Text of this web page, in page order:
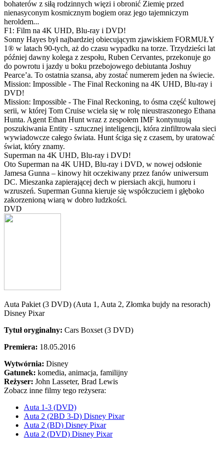
bohaterów z siłą rodzinnych więzi i obronić Ziemię przed
nienasyconym kosmicznym bogiem oraz jego tajemniczym
heroldem...
F1: Film na 4K UHD, Blu-ray i DVD!
Sonny Hayes był najbardziej obiecującym zjawiskiem FORMUŁY
1® w latach 90-tych, aż do czasu wypadku na torze. Trzydzieści lat
później dawny kolega z zespołu, Ruben Cervantes, przekonuje go
do powrotu i jazdy u boku przebojowego debiutanta Joshuy
Pearce’a. To ostatnia szansa, aby zostać numerem jeden na świecie.
Mission: Impossible - The Final Reckoning na 4K UHD, Blu-ray i
DVD!
Mission: Impossible - The Final Reckoning, to ósma część kultowej
serii, w której Tom Cruise wciela się w rolę nieustraszonego Ethana
Hunta. Agent Ethan Hunt wraz z zespołem IMF kontynuują
poszukiwania Entity - sztucznej inteligencji, która zinfiltrowała sieci
wywiadowcze całego świata. Hunt ściga się z czasem, by uratować
świat, który znamy.
Superman na 4K UHD, Blu-ray i DVD!
Oto Superman na 4K UHD, Blu-ray i DVD, w nowej odsłonie
Jamesa Gunna – kinowy hit oczekiwany przez fanów uniwersum
DC. Mieszanka zapierającej dech w piersiach akcji, humoru i
wzruszeń. Superman Gunna kieruje się współczuciem i głęboko
zakorzenioną wiarą w dobro ludzkości.
DVD
Auta Pakiet (3 DVD) (Auta 1, Auta 2, Złomka bujdy na resorach)
Disney Pixar
Tytuł oryginalny: Cars Boxset (3 DVD)
Premiera: 18.05.2016
Wytwórnia: Disney
Gatunek: komedia, animacja, familijny
Reżyser: John Lasseter, Brad Lewis
Zobacz inne filmy tego reżysera:
Auta 1-3 (DVD)
Auta 2 (2BD 3-D) Disney Pixar
Auta 2 (BD) Disney Pixar
Auta 2 (DVD) Disney Pixar